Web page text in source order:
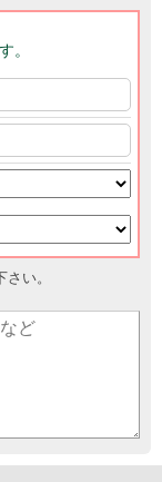
。
い。